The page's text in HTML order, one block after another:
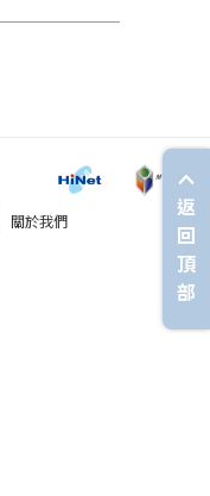
關於我們
返
回
頂
部